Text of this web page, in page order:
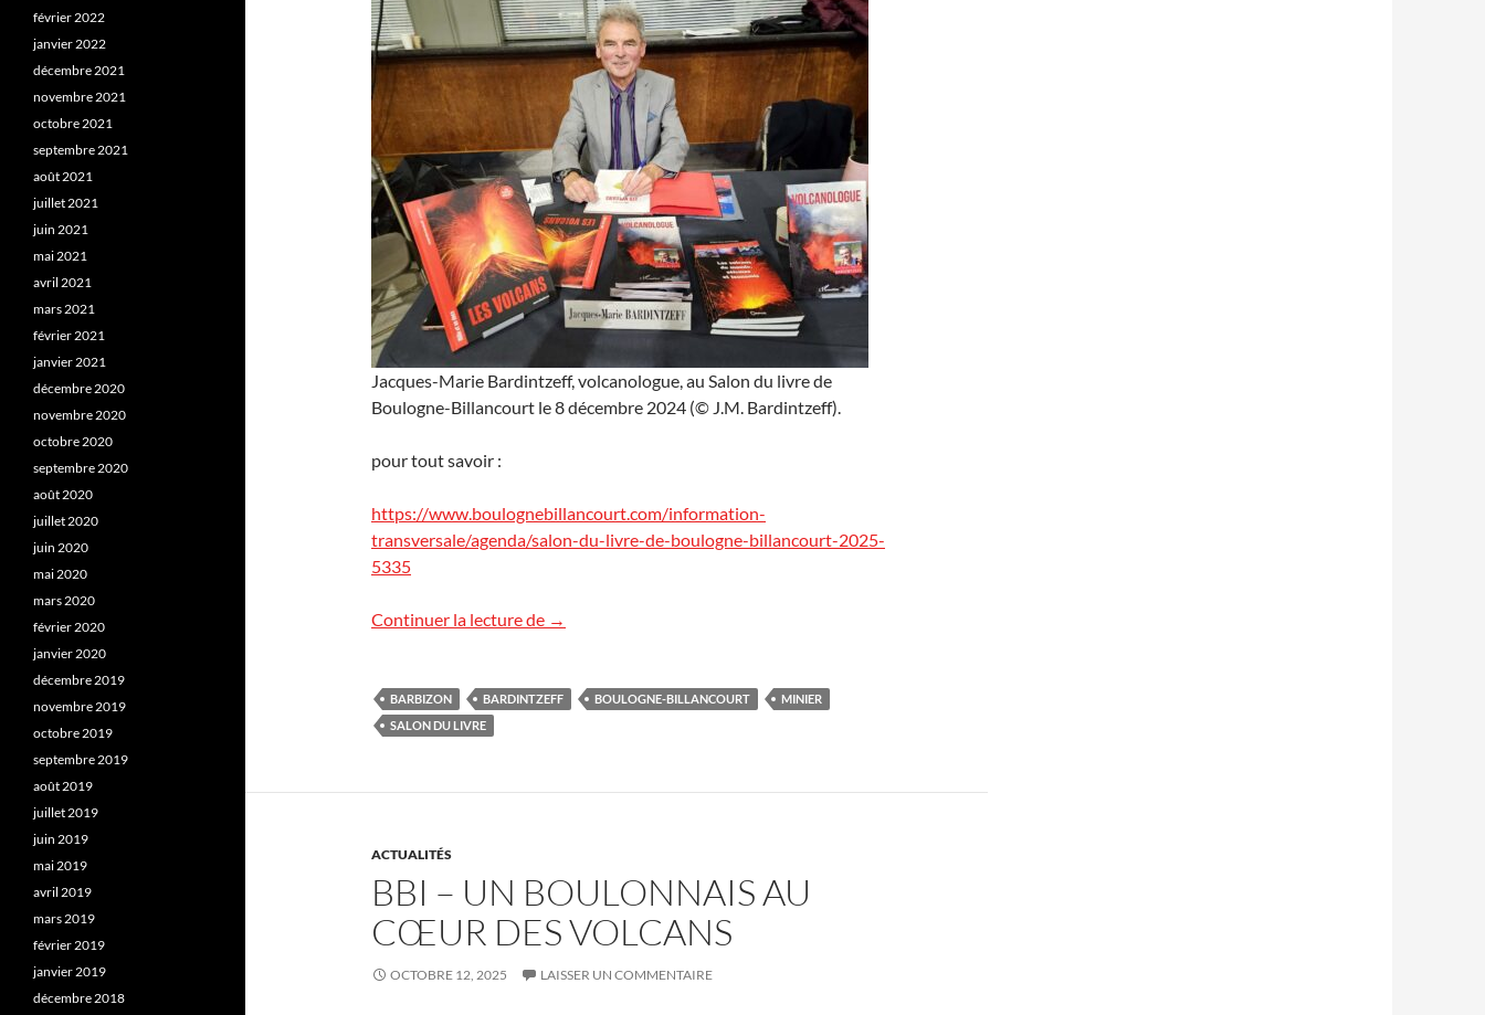
Jacques-Marie Bardintzeff, volcanologue, au Salon du livre de
Boulogne-Billancourt le 8 décembre 2024 (© J.M. Bardintzeff).
pour tout savoir :
https://www.boulognebillancourt.com/information-
transversale/agenda/salon-du-livre-de-boulogne-billancourt-2025-
5335
Continuer la lecture de Salons du livre à Boulogne-Billancourt et à Barbizon
→
BARBIZON BARDINTZEFF BOULOGNE-BILLANCOURT
MINIER
SALON DU LIVRE
ACTUALITÉS
BBI – UN BOULONNAIS AU
CŒUR DES VOLCANS
OCTOBRE 12, 2025 LAISSER UN COMMENTAIRE
février 2022
janvier 2022
décembre 2021
novembre 2021
octobre 2021
septembre 2021
août 2021
juillet 2021
juin 2021
mai 2021
avril 2021
mars 2021
février 2021
janvier 2021
décembre 2020
novembre 2020
octobre 2020
septembre 2020
août 2020
juillet 2020
juin 2020
mai 2020
mars 2020
février 2020
janvier 2020
décembre 2019
novembre 2019
octobre 2019
septembre 2019
août 2019
juillet 2019
juin 2019
mai 2019
avril 2019
mars 2019
février 2019
janvier 2019
décembre 2018